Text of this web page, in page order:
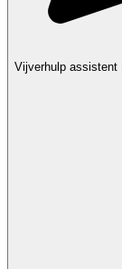
Vijverhulp assistent